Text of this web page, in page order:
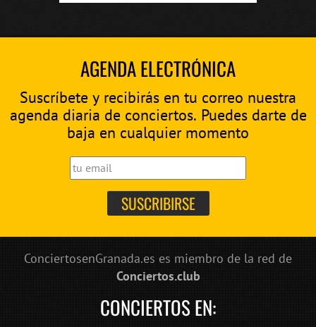
AGENDA ELECTRÓNICA
Suscríbete y recibirás en tu correo nuestra
agenda diaria de conciertos. Puedes darte de
baja en cualquier momento
ConciertosenGranada.es es miembro de la red de
Conciertos.club
CONCIERTOS EN: